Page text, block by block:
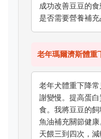
成功改善豆豆的
是否需要營養補充
老年瑪爾濟斯體重
老年犬體重下降
謝變慢。提高蛋
食。我將豆豆的
魚油補充關節健
天餵三到四次，